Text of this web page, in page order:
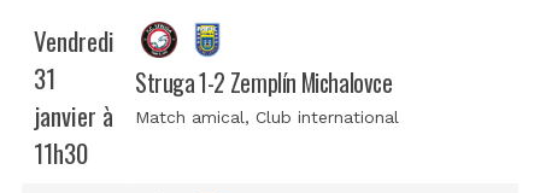
Vendredi
31
janvier à
11h30
Struga 1-2 Zemplín Michalovce
Match amical, Club international